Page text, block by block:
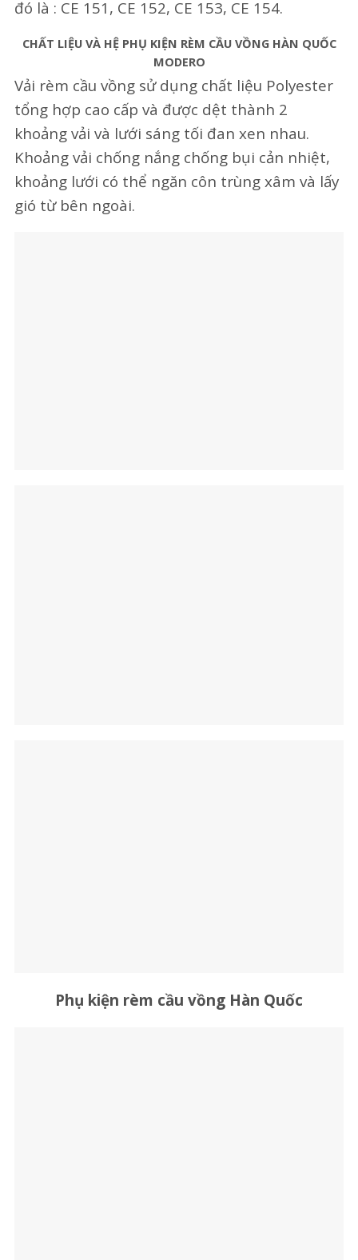
đó là : CE 151, CE 152, CE 153, CE 154.
CHẤT LIỆU VÀ HỆ PHỤ KIỆN RÈM CẦU VỒNG HÀN QUỐC
MODERO
Vải rèm cầu vồng sử dụng chất liệu Polyester
tổng hợp cao cấp và được dệt thành 2
khoảng vải và lưới sáng tối đan xen nhau.
Khoảng vải chống nắng chống bụi cản nhiệt,
khoảng lưới có thể ngăn côn trùng xâm và lấy
gió từ bên ngoài.
Phụ kiện rèm cầu vồng Hàn Quốc